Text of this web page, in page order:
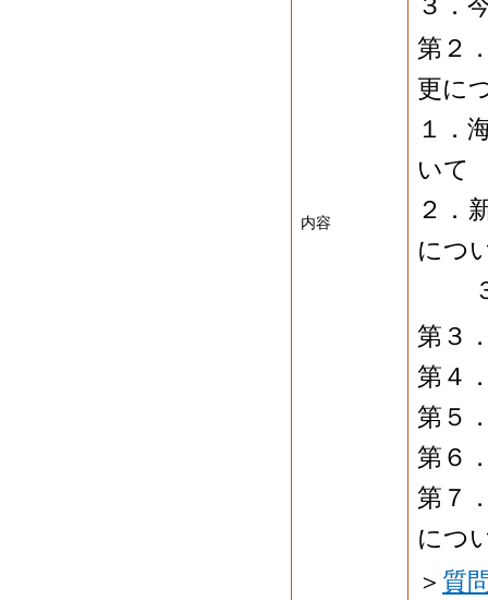
内容
第２
更に
１．
いて
２．
につ
３
第３
第４
第５
第６
第７
につ
＞ 質